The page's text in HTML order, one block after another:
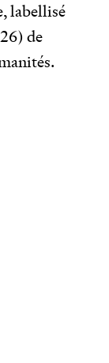
labellisé
de